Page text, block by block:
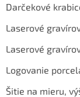
Darčekové
Laserové
Laserové
Logovanie
Šitie na mieru,